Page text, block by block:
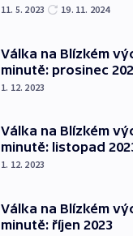
11. 5. 2023 19. 11. 2024
Válka na Blízkém
minutě: prosinec
1. 12. 2023
Válka na Blízkém
minutě: listopad
1. 12. 2023
Válka na Blízkém
minutě: říjen 2023